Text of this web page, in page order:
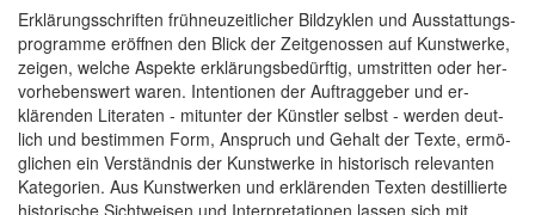
Er­klärungs­schriften früh­neu­zeitlicher Bild­zyklen und Aus­stat­tungs­
program­me eröffnen den Blick der Zeit­genos­sen auf Kunst­werke,
zeigen, welche As­pekte er­klärungs­bedürftig, um­strit­ten oder her­
vorhebens­wert waren. Intention­en der Auf­trag­geber und er­
klärenden Literat­en - mit­unter der Kü­nstler selbst - wer­den deut­
lich und bestim­men Fo­rm, An­spruch und Ge­halt der Texte, er­mö­
glichen ein Ver­ständnis der Kunst­werke in histo­risch re­levanten
Ka­tegorien. Aus Kunst­werken und er­klärenden Texten destillierte
histo­rische Sicht­weisen und Inter­pretation­en las­sen sich mit